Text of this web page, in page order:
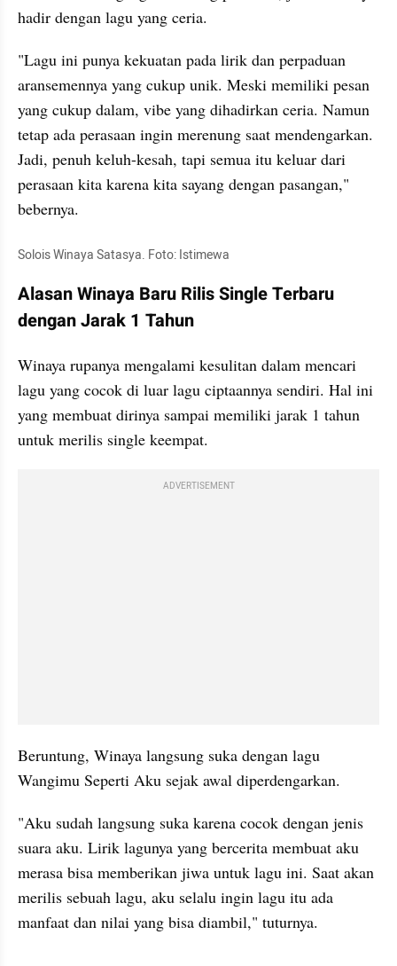
hadir dengan lagu yang ceria.
"Lagu ini punya kekuatan pada lirik dan perpaduan
aransemennya yang cukup unik. Meski memiliki pesan
yang cukup dalam, vibe yang dihadirkan ceria. Namun
tetap ada perasaan ingin merenung saat mendengarkan.
Jadi, penuh keluh-kesah, tapi semua itu keluar dari
perasaan kita karena kita sayang dengan pasangan,"
bebernya.
Solois Winaya Satasya. Foto: Istimewa
Alasan Winaya Baru Rilis Single Terbaru
dengan Jarak 1 Tahun
Winaya rupanya mengalami kesulitan dalam mencari
lagu yang cocok di luar lagu ciptaannya sendiri. Hal ini
yang membuat dirinya sampai memiliki jarak 1 tahun
untuk merilis single keempat.
ADVERTISEMENT
Beruntung, Winaya langsung suka dengan lagu
Wangimu Seperti Aku sejak awal diperdengarkan.
"Aku sudah langsung suka karena cocok dengan jenis
suara aku. Lirik lagunya yang bercerita membuat aku
merasa bisa memberikan jiwa untuk lagu ini. Saat akan
merilis sebuah lagu, aku selalu ingin lagu itu ada
manfaat dan nilai yang bisa diambil," tuturnya.